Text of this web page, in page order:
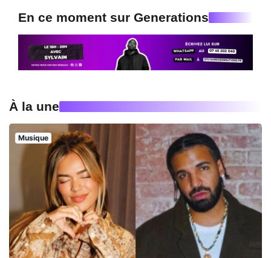
En ce moment sur Generations
À la une
Musique